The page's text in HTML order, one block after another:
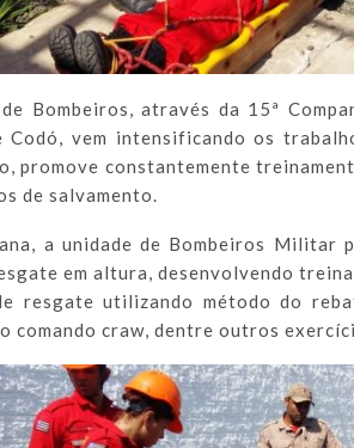
Bombeiros, através da 15ª
Codó, vem intensificando os
promove constantemente
de salvamento.
a unidade de Bombeiros
em altura, desenvolvendo
resgate utilizando método do
comando craw, dentre outros